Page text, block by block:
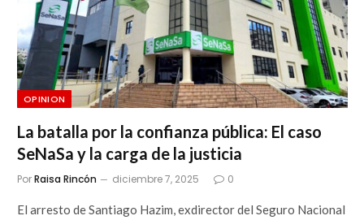
OPINION
La batalla por la confianza pública: El caso
SeNaSa y la carga de la justicia
PorRaisa Rincón diciembre 7, 2025 0
El arresto de Santiago Hazim, exdirector del Seguro Nacional